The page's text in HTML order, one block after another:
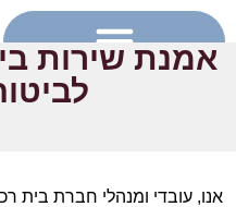
אמנת שירות